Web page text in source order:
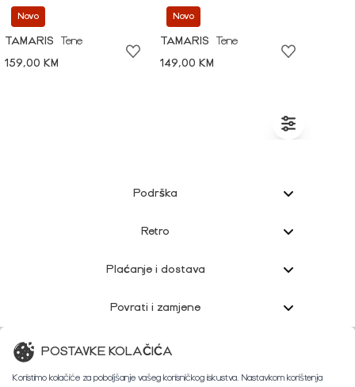
Novo
TAMARIS
Tene
159,00 KM
Novo
TAMARIS
Tene
149,00 KM
Podrška
Retro
Plaćanje i dostava
Povrati i zamjene
Korisnička podrška
POSTAVKE KOLAČIĆA
Koristimo kolačiće za poboljšanje vašeg korisničkog iskustva. Nastavkom korištenja